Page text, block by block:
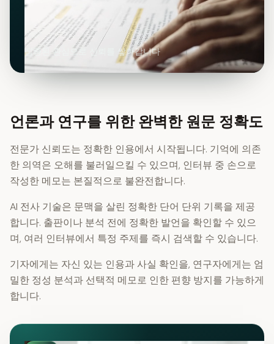
집중된 관심으로 신뢰를 쌓아갑니다
언론과 연구를 위한 완벽한 원문 정확도
전문가 신뢰도는 정확한 인용에서 시작됩니다. 기억에 의존
한 의역은 오해를 불러일으킬 수 있으며, 인터뷰 중 손으로
작성한 메모는 본질적으로 불완전합니다.
AI 전사 기술은 문맥을 살린 정확한 단어 단위 기록을 제공
합니다. 출판이나 분석 전에 정확한 발언을 확인할 수 있으
며, 여러 인터뷰에서 특정 주제를 즉시 검색할 수 있습니다.
기자에게는 자신 있는 인용과 사실 확인을, 연구자에게는 엄
밀한 정성 분석과 선택적 메모로 인한 편향 방지를 가능하게
합니다.